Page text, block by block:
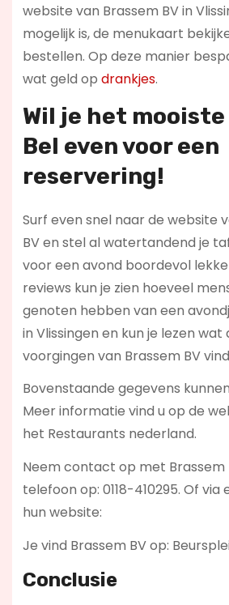
website van Brassem BV in
mogelijk is, de menukaart
bestellen. Op deze manier
wat geld op drankjes.
Wil je het
Bel even voor een
reservering!
Surf even snel naar de website
BV en stel al watertandend je
voor een avond boordevol
reviews kun je zien hoeveel
genoten hebben van een
in Vlissingen en kun je lezen wat
voorgingen van Brassem BV
Bovenstaande gegevens
Meer informatie vind u op de
het Restaurants nederland.
Neem contact op met Brassem
telefoon op: 0118-410295. Of via
hun website:
Je vind Brassem BV op:
Conclusie